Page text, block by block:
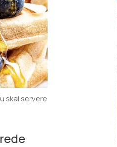
skal servere